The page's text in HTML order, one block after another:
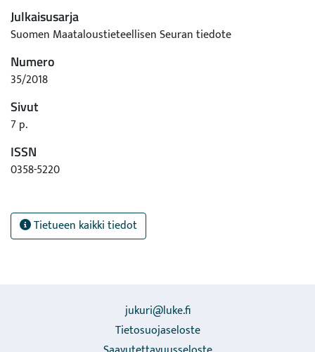
Julkaisusarja
Suomen Maataloustieteellisen Seuran tiedote
Numero
35/2018
Sivut
7 p.
ISSN
0358-5220
Tietueen kaikki tiedot
jukuri@luke.fi
Tietosuojaseloste